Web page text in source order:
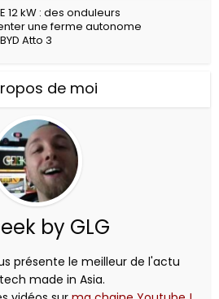
12 kW : des onduleurs
une ferme autonome
Atto 3
de moi
by GLG
présente le meilleur de l'actu
made in Asia.